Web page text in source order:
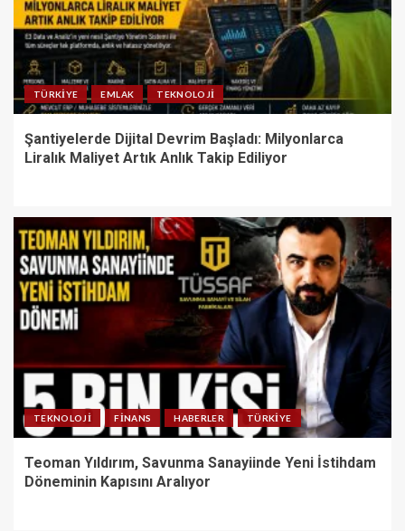
TÜRKIYE EMLAK TEKNOLOJI
Şantiyelerde Dijital Devrim Başladı: Milyonlarca
Liralık Maliyet Artık Anlık Takip Ediliyor
TEKNOLOJI FINANS HABERLER TÜRKIYE
Teoman Yıldırım, Savunma Sanayiinde Yeni İstihdam
Döneminin Kapısını Aralıyor